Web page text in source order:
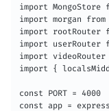
import MongoStore
import morgan
import rootRouter
import
import
import {
const PORT = 4000
const app =